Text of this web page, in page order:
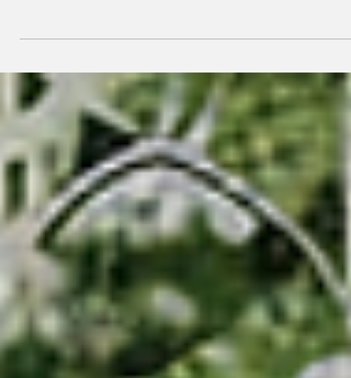
número 22 de la Convención de Ventas
Husqvarna Colombia, Juntos Ganamos, en
Hotel Dreams Karibana Golf & Spa Resort,
Cartagena. Un espacio en el que
compartimos con más de 60 distribuidores
autorizados de la marca y sus
en una agenda de cuatro días diseñada para
alinear objetivos, fortalecer el trabajo en
equipo y seguir impulsando el crecimiento
del negocio. Cada jornada estuvo enfocada
en contenidos estrat